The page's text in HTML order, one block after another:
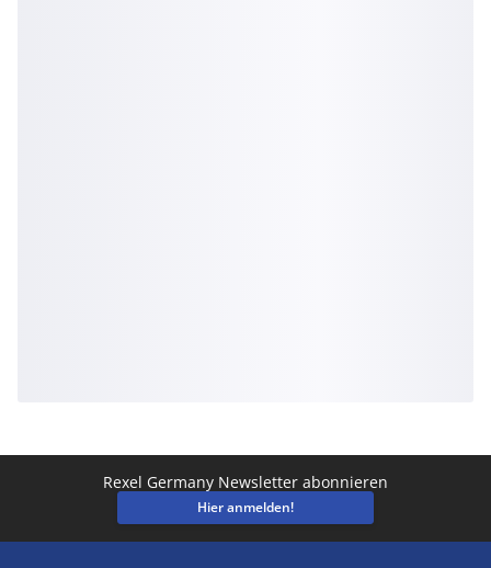
Rexel Germany Newsletter abonnieren
Hier anmelden!